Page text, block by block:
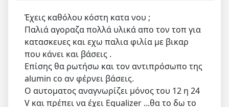
Έχεις καθόλου κόστη κατα νου ;
Παλιά αγοραζα πολλά υλικά απο τον τοπ για
κατασκευες και εχω παλια φιλία με βικαρ
που κάνει και βάσεις .
Επίσης θα ρωτήσω και τον αντιπρόσωπο της
alumin co αν φέρνει βάσεις.
Ο αυτοματος αναγνωρίζει μόνος του 12 η 24
V και πρέπει να έχει Equalizer ...θα το δω το